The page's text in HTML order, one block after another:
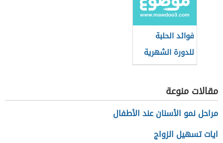
فوائد الحلبة
للدورة الشهرية
للنساء
مقالات منوعة
مراحل نمو الأسنان عند الأطفال
ايات تسهيل الزواج